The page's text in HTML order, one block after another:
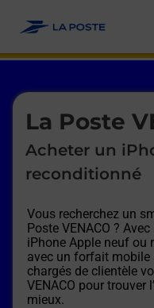
La Poste
Acheter un
reconditionné
Vous recherchez un
Poste VENACO ? Avec
iPhone Apple neuf ou
avec un forfait mobile
chargés de clientèle
VENACO pour trouver
mieux.
Le lien s'ouvre dans un